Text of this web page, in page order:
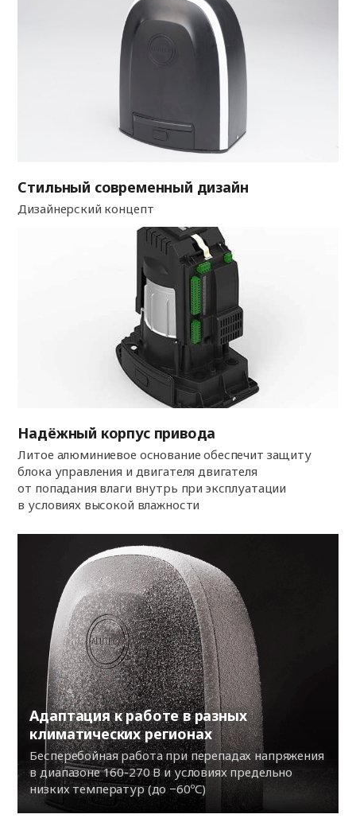
Стильный современный дизайн
Дизайнерский концепт
Надёжный корпус привода
Литое алюминиевое основание обеспечит защиту
блока управления и двигателя двигателя
от попадания влаги внутрь при эксплуатации
в условиях высокой влажности
Адаптация к работе в разных
климатических регионах
Бесперебойная работа при перепадах напряжения
в диапазоне 160-270 В и условиях предельно
низких температур (до −60ºС)